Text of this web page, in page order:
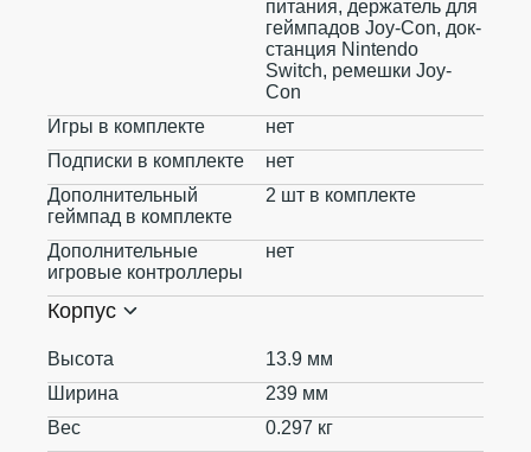
питания, держатель для
геймпадов Joy-Con, док-
станция Nintendo
Switch, ремешки Joy-
Con
Игры в комплекте
нет
Подписки в комплекте
нет
Дополнительный
геймпад в комплекте
2 шт в комплекте
Дополнительные
игровые контроллеры
нет
Корпус
Высота
13.9 мм
Ширина
239 мм
Вес
0.297 кг